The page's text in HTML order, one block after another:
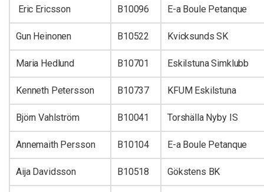
Eric Ericsson B10096 E-a Boule Petanque
Gun Heinonen B10522 Kvicksunds SK
Maria Hedlund B10701 Eskilstuna Simklubb
Kenneth Petersson B10737 KFUM Eskilstuna
Björn Vahlström B10041 Torshälla Nyby IS
Annemaith Persson B10104 E-a Boule Petanque
Aija Davidsson B10518 Gökstens BK